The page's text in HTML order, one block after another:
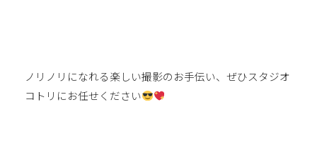
ノリノリになれる楽しい撮影のお手伝い、ぜひスタジオ
コトリにお任せください